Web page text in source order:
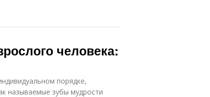
человека:
порядке,
называемые зубы мудрости